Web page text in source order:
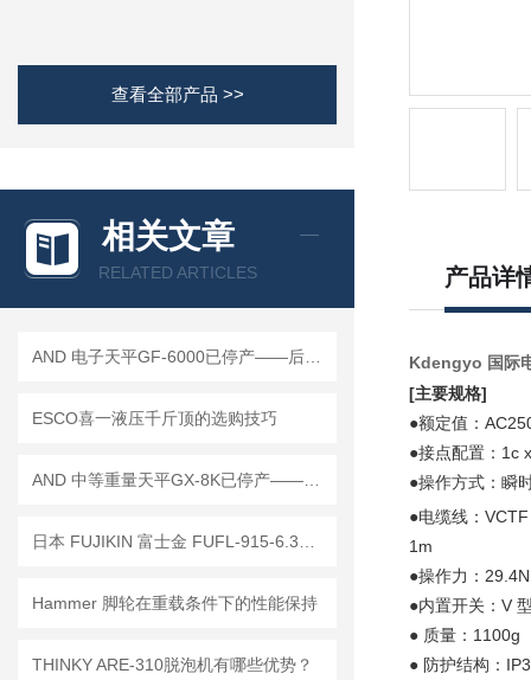
查看全部产品 >>
相关文章
RELATED ARTICLES
ESCO喜一液压千斤顶的选购技巧
Hammer 脚轮在重载条件下的性能保持
THINKY ARE-310脱泡机有哪些优势？
产品详
Kdengyo 国际
[主要规格]
●额定值：
●接点配置：1c
●操作方式：瞬
●电缆线：
1m
●操作力：29.4N
●内置开关：V
● 质量：1100g
● 防护结构：